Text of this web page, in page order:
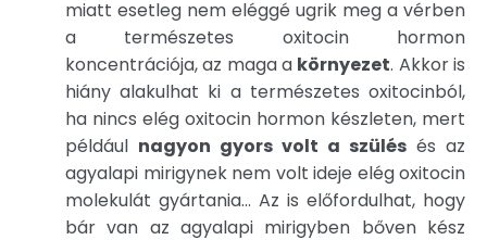
miatt esetleg nem eléggé ugrik meg a vérben
a természetes oxitocin hormon
koncentrációja, az maga a környezet. Akkor is
hiány alakulhat ki a természetes oxitocinból,
ha nincs elég oxitocin hormon készleten, mert
például nagyon gyors volt a szülés és az
agyalapi mirigynek nem volt ideje elég oxitocin
molekulát gyártania… Az is előfordulhat, hogy
bár van az agyalapi mirigyben bőven kész